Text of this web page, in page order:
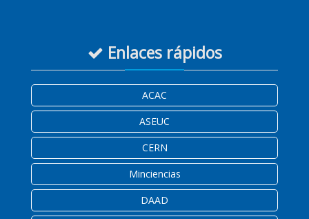
Enlaces rápidos
ACAC
ASEUC
CERN
Minciencias
DAAD